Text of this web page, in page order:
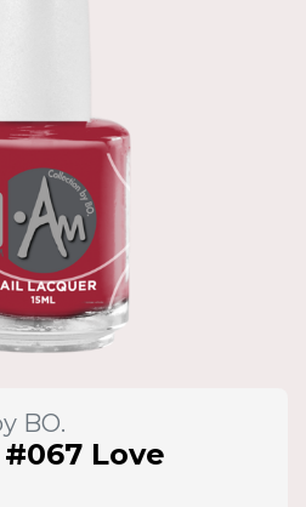
BO.
Love